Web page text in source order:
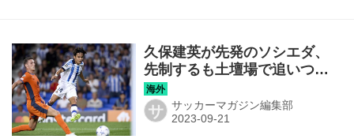
久保建英が先発のソシエダ、
先制するも土壇場で追いつか
れて昨季ファイナリストのイ
ンテルとドロー【CL】
サ サッカーマガジン編集部